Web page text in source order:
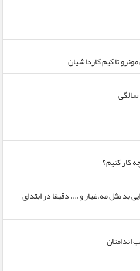
تا کیم کارداشیان
کار کنیم؟
بد مثل مه،غبار و …. دقیقا در ابتدای
اندامتان